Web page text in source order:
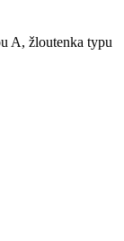
A, žloutenka typu